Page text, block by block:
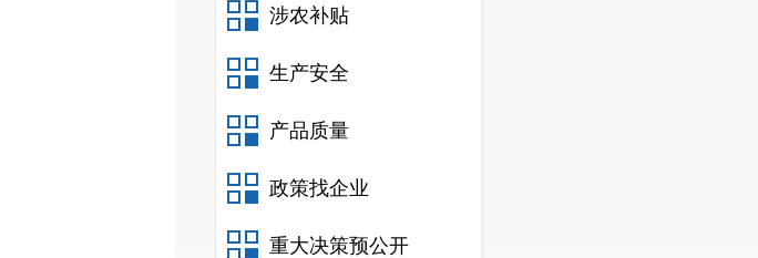
涉农补贴
生产安全
产品质量
政策找企业
重大决策预公开